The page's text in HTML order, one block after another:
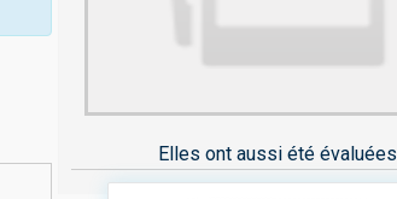
Elles ont aussi été évaluées